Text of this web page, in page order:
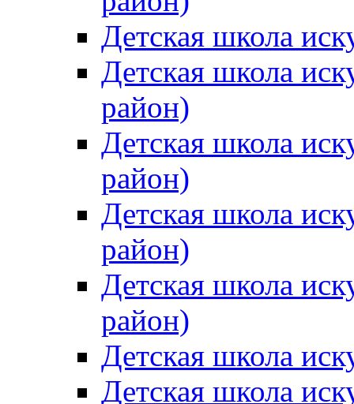
Детская школа
Детская школа
район)
Детская школа
район)
Детская школа
район)
Детская школа
район)
Детская школа
Детская школа